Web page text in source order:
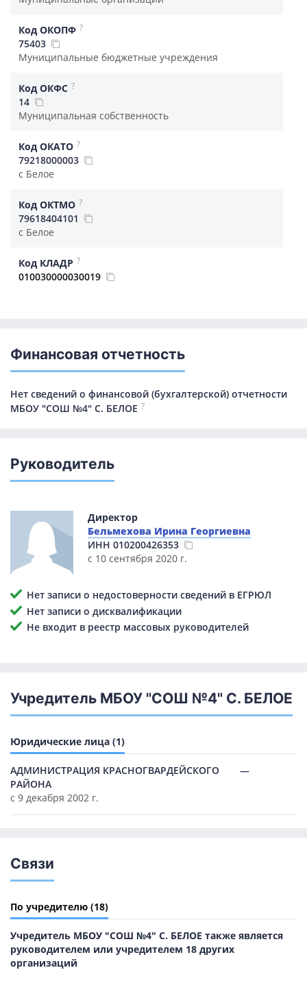
Код ОКОПФ ?
75403
Муниципальные бюджетные учреждения
Код ОКФС ?
14
Муниципальная собственность
Код ОКАТО ?
79218000003
с Белое
Код ОКТМО ?
79618404101
с Белое
Код КЛАДР ?
010030000030019
Финансовая отчетность
Нет сведений о финансовой (бухгалтерской) отчетности
МБОУ "СОШ №4" С. БЕЛОЕ ?
Руководитель
Директор
Бельмехова Ирина Георгиевна
ИНН 010200426353
с 10 сентября 2020 г.
Нет записи о недостоверности сведений в ЕГРЮЛ
Нет записи о дисквалификации
Не входит в реестр массовых руководителей
Учредитель МБОУ "СОШ №4" С. БЕЛОЕ
Юридические лица (1)
АДМИНИСТРАЦИЯ КРАСНОГВАРДЕЙСКОГО
РАЙОНА
с 9 декабря 2002 г.
—
Связи
По учредителю (18)
Учредитель МБОУ "СОШ №4" С. БЕЛОЕ также является
руководителем или учредителем 18 других
организаций